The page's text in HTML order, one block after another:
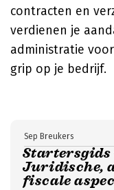
contracten en
verdienen je
administratie
grip op je bedrijf.
Startersgids
Juridische,
fiscale
Sep Breukers